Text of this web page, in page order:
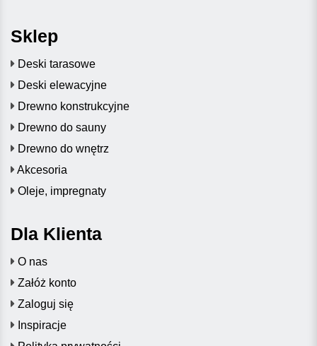
Sklep
Deski tarasowe
Deski elewacyjne
Drewno konstrukcyjne
Drewno do sauny
Drewno do wnętrz
Akcesoria
Oleje, impregnaty
Dla Klienta
O nas
Załóż konto
Zaloguj się
Inspiracje